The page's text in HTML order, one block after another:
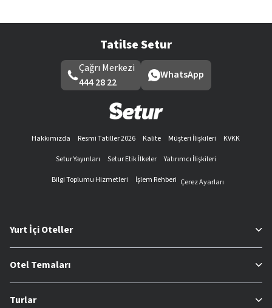
Tatilse Setur
Çağrı Merkezi
444 28 22
WhatsApp
Hakkımızda Resmi Tatiller 2026 Kalite Müşteri İlişkileri
KVKK
Setur Yayınları
Setur Etik İlkeler
Yatırımcı İlişkileri
Bilgi Toplumu Hizmetleri
İşlem Rehberi Çerez Ayarları
Yurt İçi Oteller
Otel Temaları
Turlar